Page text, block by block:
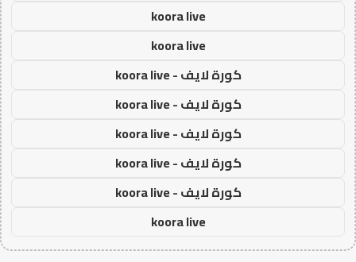
koora live
koora live
كورة لايف - koora live
كورة لايف - koora live
كورة لايف - koora live
كورة لايف - koora live
كورة لايف - koora live
koora live